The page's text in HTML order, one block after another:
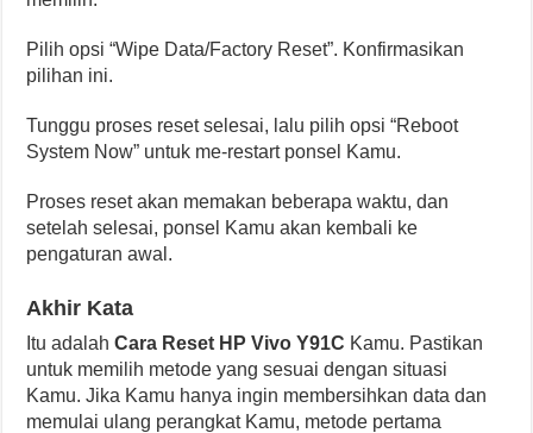
Pilih opsi “Wipe Data/Factory Reset”. Konfirmasikan
pilihan ini.
Tunggu proses reset selesai, lalu pilih opsi “Reboot
System Now” untuk me-restart ponsel Kamu.
Proses reset akan memakan beberapa waktu, dan
setelah selesai, ponsel Kamu akan kembali ke
pengaturan awal.
Akhir Kata
Itu adalahCara Reset HP Vivo Y91C Kamu. Pastikan
untuk memilih metode yang sesuai dengan situasi
Kamu. Jika Kamu hanya ingin membersihkan data dan
memulai ulang perangkat Kamu, metode pertama